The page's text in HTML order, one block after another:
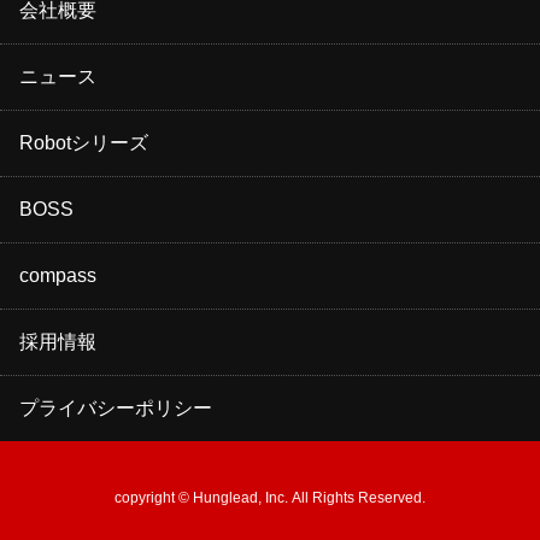
会社概要
ニュース
Robotシリーズ
BOSS
compass
採用情報
プライバシーポリシー
copyright © Hunglead, Inc. All Rights Reserved.